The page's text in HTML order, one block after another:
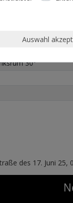
Polyester
Passform)
30°
des 17. Juni
Auswahl